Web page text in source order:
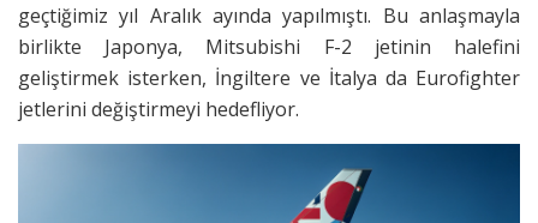
geçtiğimiz yıl Aralık ayında yapılmıştı. Bu anlaşmayla
birlikte Japonya, Mitsubishi F-2 jetinin halefini
geliştirmek isterken, İngiltere ve İtalya da Eurofighter
jetlerini değiştirmeyi hedefliyor.